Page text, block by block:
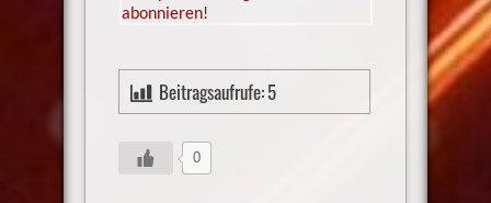
Beitragsaufrufe:5
0